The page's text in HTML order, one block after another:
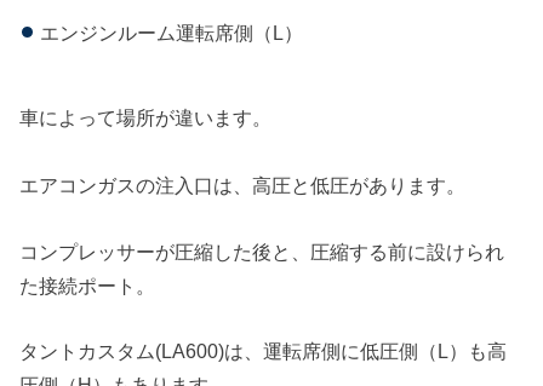
エンジンルーム運転席側（L）
車によって場所が違います。
エアコンガスの注入口は、高圧と低圧があります。
コンプレッサーが圧縮した後と、圧縮する前に設けられ
た接続ポート。
タントカスタム(LA600)は、運転席側に低圧側（L）も高